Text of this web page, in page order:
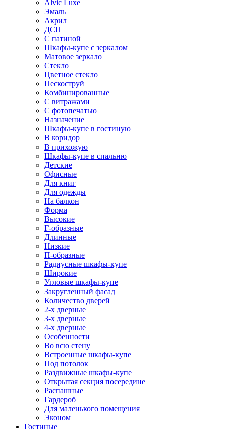
Alvic Luxe
Эмаль
Акрил
ДСП
С патиной
Шкафы-купе с зеркалом
Матовое зеркало
Стекло
Цветное стекло
Пескоструй
Комбинированные
С витражами
С фотопечатью
Назначение
Шкафы-купе в гостиную
В коридор
В прихожую
Шкафы-купе в спальню
Детские
Офисные
Для книг
Для одежды
На балкон
Форма
Высокие
Г-образные
Длинные
Низкие
П-образные
Радиусные шкафы-купе
Широкие
Угловые шкафы-купе
Закругленный фасад
Количество дверей
2-х дверные
3-х дверные
4-х дверные
Особенности
Во всю стену
Встроенные шкафы-купе
Под потолок
Раздвижные шкафы-купе
Открытая секция посередине
Распашные
Гардероб
Для маленького помещения
Эконом
Гостиные